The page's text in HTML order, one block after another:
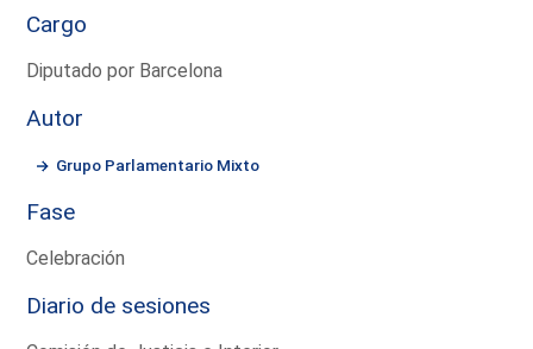
Cargo
Diputado por Barcelona
Autor
Grupo Parlamentario Mixto
Fase
Celebración
Diario de sesiones